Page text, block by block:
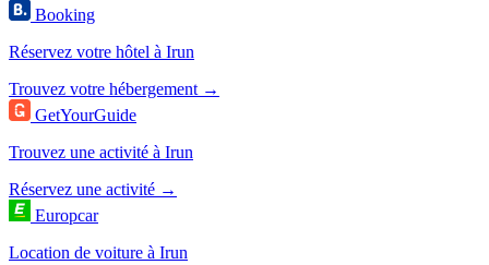
Booking
Réservez votre hôtel à Irun
Trouvez votre hébergement →
GetYourGuide
Trouvez une activité à Irun
Réservez une activité →
Europcar
Location de voiture à Irun